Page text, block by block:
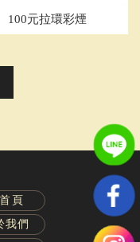
100元拉環彩煙
頁
我們